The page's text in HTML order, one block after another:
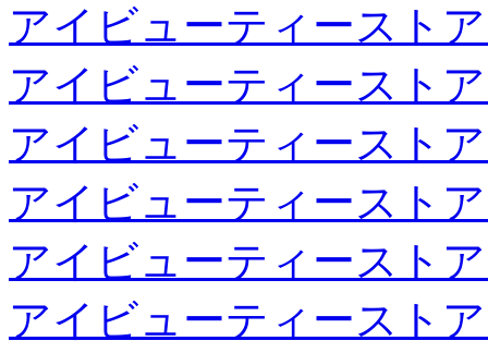
アイビューティースト
アイビューティースト
アイビューティースト
アイビューティースト
アイビューティースト
アイビューティースト